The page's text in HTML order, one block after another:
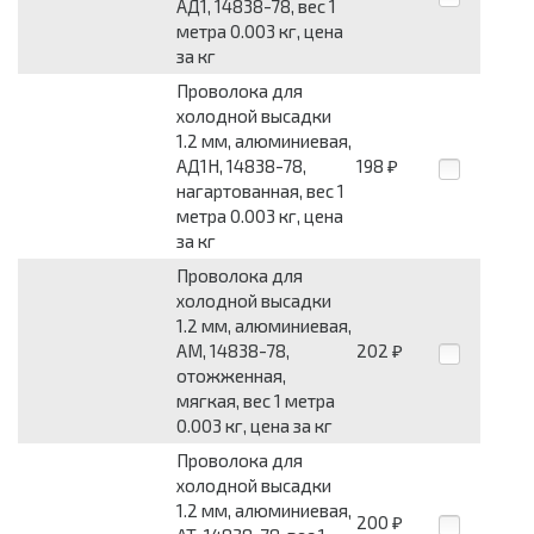
АД1, 14838-78, вес 1
метра 0.003 кг, цена
за кг
Проволока для
холодной высадки
1.2 мм, алюминиевая,
АД1Н, 14838-78,
нагартованная, вес 1
метра 0.003 кг, цена
за кг
198 ₽
Проволока для
холодной высадки
1.2 мм, алюминиевая,
АМ, 14838-78,
отожженная,
мягкая, вес 1 метра
0.003 кг, цена за кг
202 ₽
Проволока для
холодной высадки
1.2 мм, алюминиевая,
200 ₽